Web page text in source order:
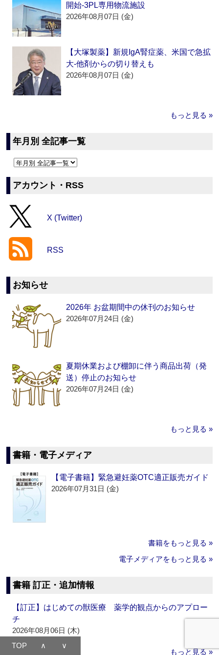
開始‐3PL専用物流施設
2026年08月07日 (金)
【大塚製薬】新規IgA腎症薬、米国で急拡
大‐他剤からの切り替えも
2026年08月07日 (金)
もっと見る »
年月別 全記事一覧
アカウント・RSS
X (Twitter)
RSS
お知らせ
2026年 お盆期間中の休刊のお知らせ
2026年07月24日 (金)
夏期休業および棚卸に伴う商品出荷（発
送）停止のお知らせ
2026年07月24日 (金)
もっと見る »
書籍・電子メディア
【電子書籍】緊急避妊薬OTC適正販売ガイド
2026年07月31日 (金)
書籍をもっと見る »
電子メディアをもっと見る »
書籍 訂正・追加情報
【訂正】はじめての獣医療 薬学的観点からのアプロー
チ
2026年08月06日 (木)
もっと見る »
TOP ∧ ∨